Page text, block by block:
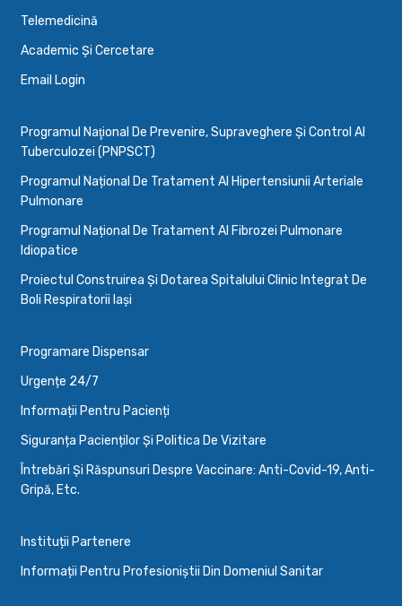
Telemedicină
Academic Și Cercetare
Email Login
Programul Naţional De Prevenire, Supraveghere Şi Control Al
Tuberculozei (PNPSCT)
Programul Național De Tratament Al Hipertensiunii Arteriale
Pulmonare
Programul Național De Tratament Al Fibrozei Pulmonare
Idiopatice
Proiectul Construirea Și Dotarea Spitalului Clinic Integrat De
Boli Respiratorii Iași
Programare Dispensar
Urgențe 24/7
Informații Pentru Pacienți
Siguranța Pacienților Și Politica De Vizitare
Întrebări Și Răspunsuri Despre Vaccinare: Anti-Covid-19, Anti-
Gripă, Etc.
Instituții Partenere
Informații Pentru Profesioniștii Din Domeniul Sanitar